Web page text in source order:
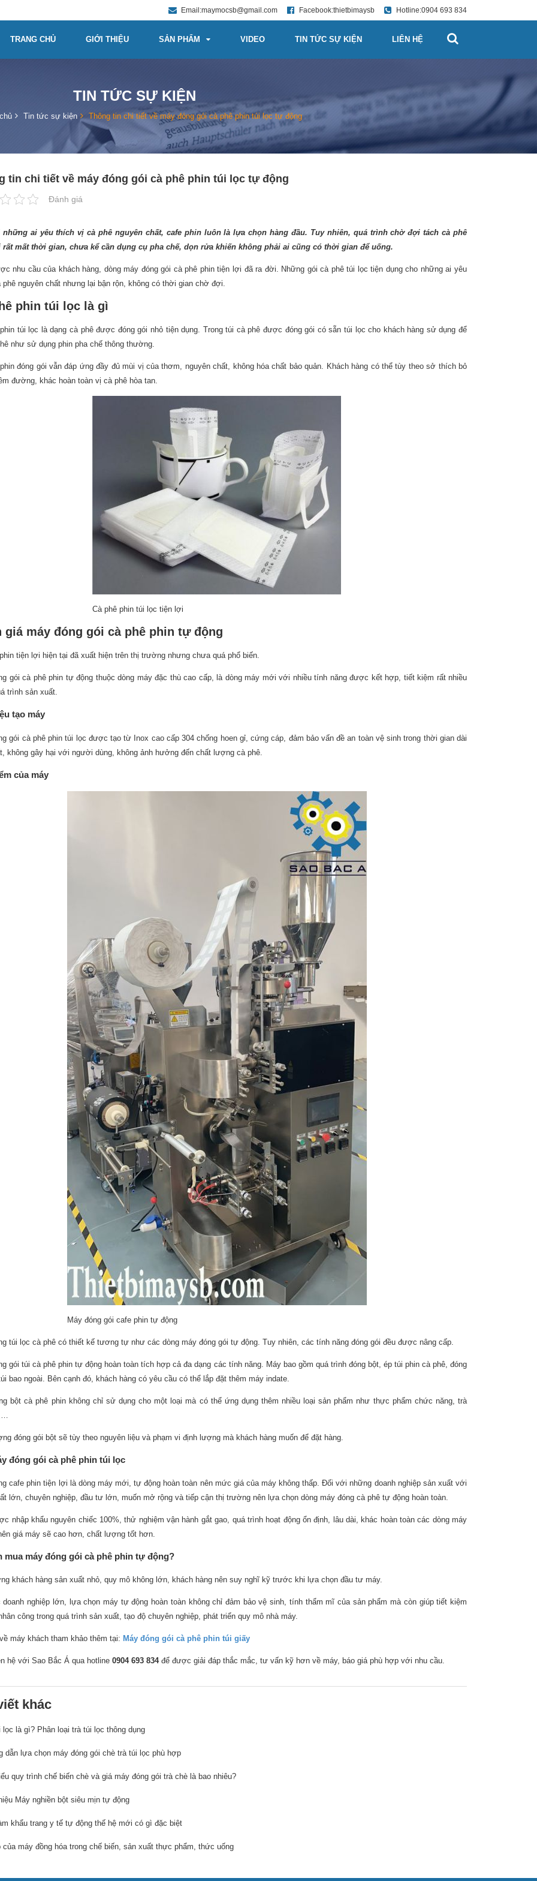
Email:maymocsb@gmail.com Facebook:thietbimaysb Hotline:0904 693 834
TRANG CHỦ GIỚI THIỆU SẢN PHẨM VIDEO TIN TỨC SỰ KIỆN LIÊN HỆ
TIN TỨC SỰ KIỆN
Tin tức sự kiện Thông tin chi tiết về máy đóng gói cà phê phin túi lọc tự động
tin chi tiết về máy đóng gói cà phê phin túi lọc tự động
Đánh giá
ai yêu thích vị cà phê nguyên chất, cafe phin luôn là lựa chọn hàng đầu. Tuy nhiên, quá trình chờ đợi tách cà phê
mất thời gian, chưa kể cần dụng cụ pha chế, dọn rửa khiến không phải ai cũng có thời gian để uống.
nhu cầu của khách hàng, dòng máy đóng gói cà phê phin tiện lợi đã ra đời. Những gói cà phê túi lọc tiện dụng cho những ai yêu
phê nguyên chất nhưng lại bận rộn, không có thời gian chờ đợi.
phin túi lọc là gì
túi lọc là dạng cà phê được đóng gói nhỏ tiện dụng. Trong túi cà phê được đóng gói có sẵn túi lọc cho khách hàng sử dụng để
như sử dụng phin pha chế thông thường.
đóng gói vẫn đáp ứng đầy đủ mùi vị của thơm, nguyên chất, không hóa chất bảo quản. Khách hàng có thể tùy theo sở thích bỏ
đường, khác hoàn toàn vị cà phê hòa tan.
Cà phê phin túi lọc tiện lợi
giá máy đóng gói cà phê phin tự động
tiện lợi hiện tại đã xuất hiện trên thị trường nhưng chưa quá phổ biến.
gói cà phê phin tự động thuộc dòng máy đặc thù cao cấp, là dòng máy mới với nhiều tính năng được kết hợp, tiết kiệm rất nhiều
trình sản xuất.
tạo máy
gói cà phê phin túi lọc được tạo từ Inox cao cấp 304 chống hoen gỉ, cứng cáp, đảm bảo vấn đề an toàn vệ sinh trong thời gian dài
không gây hại với người dùng, không ảnh hưởng đến chất lượng cà phê.
của máy
Máy đóng gói cafe phin tự động
túi lọc cà phê có thiết kế tương tự như các dòng máy đóng gói tự động. Tuy nhiên, các tính năng đóng gói đều được nâng cấp.
gói túi cà phê phin tự động hoàn toàn tích hợp cả đa dạng các tính năng. Máy bao gồm quá trình đóng bột, ép túi phin cà phê, đóng
bao ngoài. Bên cạnh đó, khách hàng có yêu cầu có thể lắp đặt thêm máy indate.
bột cà phê phin không chỉ sử dụng cho một loại mà có thể ứng dụng thêm nhiều loại sản phẩm như thực phẩm chức năng, trà
đóng gói bột sẽ tùy theo nguyên liệu và phạm vi định lượng mà khách hàng muốn để đặt hàng.
đóng gói cà phê phin túi lọc
cafe phin tiện lợi là dòng máy mới, tự động hoàn toàn nên mức giá của máy không thấp. Đối với những doanh nghiệp sản xuất với
lớn, chuyên nghiệp, đầu tư lớn, muốn mở rộng và tiếp cận thị trường nên lựa chọn dòng máy đóng cà phê tự động hoàn toàn.
nhập khẩu nguyên chiếc 100%, thử nghiệm vận hành gắt gao, quá trình hoạt động ổn định, lâu dài, khác hoàn toàn các dòng máy
giá máy sẽ cao hơn, chất lượng tốt hơn.
mua máy đóng gói cà phê phin tự động?
khách hàng sản xuất nhỏ, quy mô không lớn, khách hàng nên suy nghĩ kỹ trước khi lựa chọn đầu tư máy.
nghiệp lớn, lựa chọn máy tự động hoàn toàn không chỉ đảm bảo vệ sinh, tính thẩm mĩ của sản phẩm mà còn giúp tiết kiệm
công trong quá trình sản xuất, tạo độ chuyên nghiệp, phát triển quy mô nhà máy.
máy khách tham khảo thêm tại: Máy đóng gói cà phê phin túi giấy
hệ với Sao Bắc Á qua hotline 0904 693 834để được giải đáp thắc mắc, tư vấn kỹ hơn về máy, báo giá phù hợp với nhu cầu.
khác
lọc là gì? Phân loại trà túi lọc thông dụng
dẫn lựa chọn máy đóng gói chè trà túi lọc phù hợp
quy trình chế biến chè và giá máy đóng gói trà chè là bao nhiêu?
Máy nghiền bột siêu mịn tự động
khẩu trang y tế tự động thế hệ mới có gì đặc biệt
của máy đồng hóa trong chế biến, sản xuất thực phẩm, thức uống